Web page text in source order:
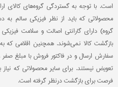
است. با توجه به گستردگی گروه‌های کالای
محصولاتی که باید از نظر فیزیکی سالم
بازگشت کالا نمی‌شوند. همچنین اقلامی که
فرصت برای بازگشت درنظر گرفته است.